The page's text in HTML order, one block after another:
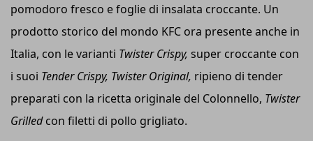
pomodoro fresco e foglie di insalata croccante. Un
prodotto storico del mondo KFC ora presente anche in
Italia, con le varianti Twister Crispy, super croccante con
i suoi Tender Crispy, Twister Original, ripieno di tender
preparati con la ricetta originale del Colonnello, Twister
Grilledcon filetti di pollo grigliato.